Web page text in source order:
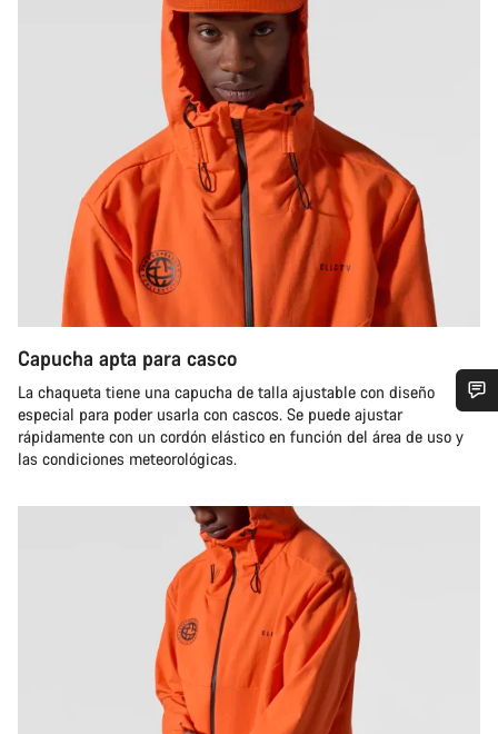
Capucha apta para casco
La chaqueta tiene una capucha de talla ajustable con diseño
especial para poder usarla con cascos. Se puede ajustar
rápidamente con un cordón elástico en función del área de uso y
las condiciones meteorológicas.
¿Necesitas ayuda?
Abrir chat
Cerrar